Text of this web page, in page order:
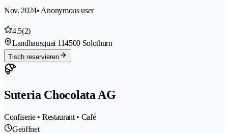
Nov. 2024• Anonymous user
4.5(2)
Landhausquai 114500 Solothurn
Tisch reservieren
Suteria Chocolata AG
Confiserie • Restaurant • Café
Geöffnet